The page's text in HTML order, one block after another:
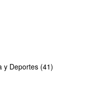
y Deportes (41)